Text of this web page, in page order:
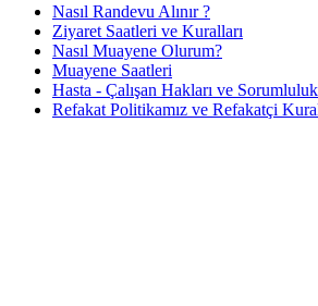
Nasıl Randevu Alınır ?
Ziyaret Saatleri ve Kuralları
Nasıl Muayene Olurum?
Muayene Saatleri
Hasta - Çalışan Hakları ve
Refakat Politikamız ve Refakatçi